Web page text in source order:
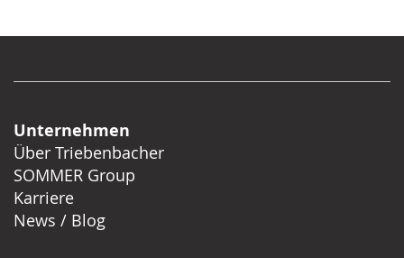
Unternehmen
Über Triebenbacher
SOMMER Group
Karriere
News / Blog